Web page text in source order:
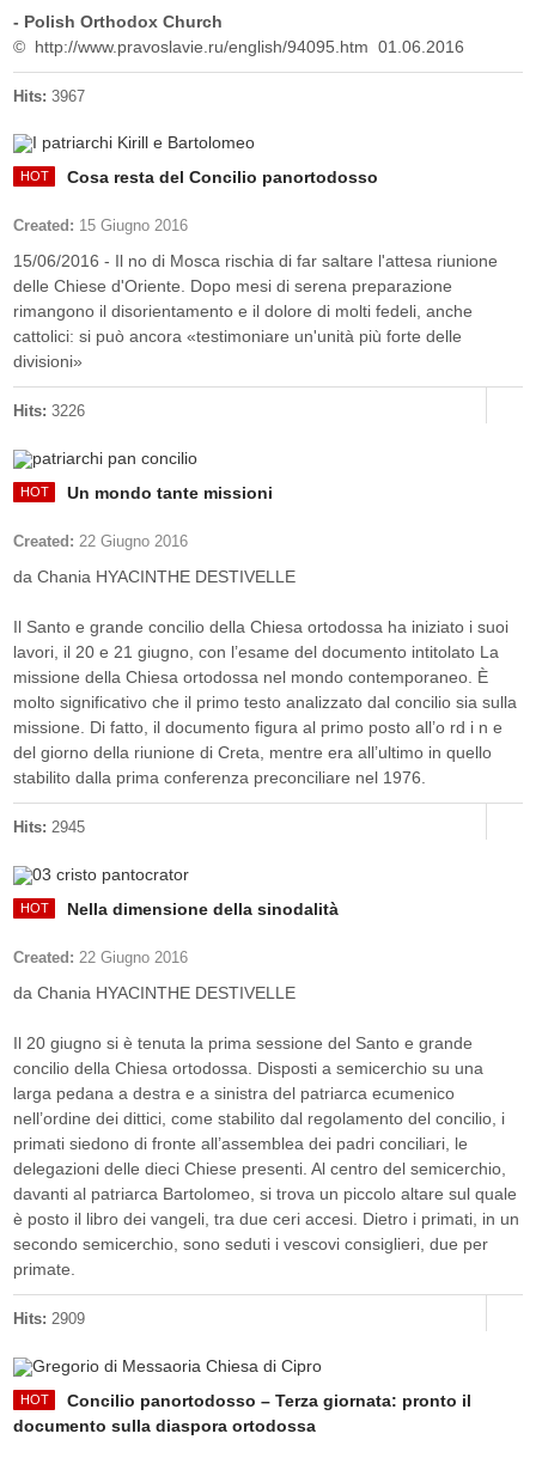
- Polish Orthodox Church
© http://www.pravoslavie.ru/english/94095.htm 01.06.2016
Hits: 3967
Cosa resta del Concilio panortodosso
Created: 15 Giugno 2016
15/06/2016 - Il no di Mosca rischia di far saltare l'attesa riunione
delle Chiese d'Oriente. Dopo mesi di serena preparazione
rimangono il disorientamento e il dolore di molti fedeli, anche
cattolici: si può ancora «testimoniare un'unità più forte delle
divisioni»
Hits: 3226
Un mondo tante missioni
Created: 22 Giugno 2016
da Chania HYACINTHE DESTIVELLE
Il Santo e grande concilio della Chiesa ortodossa ha iniziato i suoi
lavori, il 20 e 21 giugno, con l’esame del documento intitolato La
missione della Chiesa ortodossa nel mondo contemporaneo. È
molto significativo che il primo testo analizzato dal concilio sia sulla
missione. Di fatto, il documento figura al primo posto all’o rd i n e
del giorno della riunione di Creta, mentre era all’ultimo in quello
stabilito dalla prima conferenza preconciliare nel 1976.
Hits: 2945
Nella dimensione della sinodalità
Created: 22 Giugno 2016
da Chania HYACINTHE DESTIVELLE
Il 20 giugno si è tenuta la prima sessione del Santo e grande
concilio della Chiesa ortodossa. Disposti a semicerchio su una
larga pedana a destra e a sinistra del patriarca ecumenico
nell’ordine dei dittici, come stabilito dal regolamento del concilio, i
primati siedono di fronte all’assemblea dei padri conciliari, le
delegazioni delle dieci Chiese presenti. Al centro del semicerchio,
davanti al patriarca Bartolomeo, si trova un piccolo altare sul quale
è posto il libro dei vangeli, tra due ceri accesi. Dietro i primati, in un
secondo semicerchio, sono seduti i vescovi consiglieri, due per
primate.
Hits: 2909
Concilio panortodosso – Terza giornata: pronto il
documento sulla diaspora ortodossa